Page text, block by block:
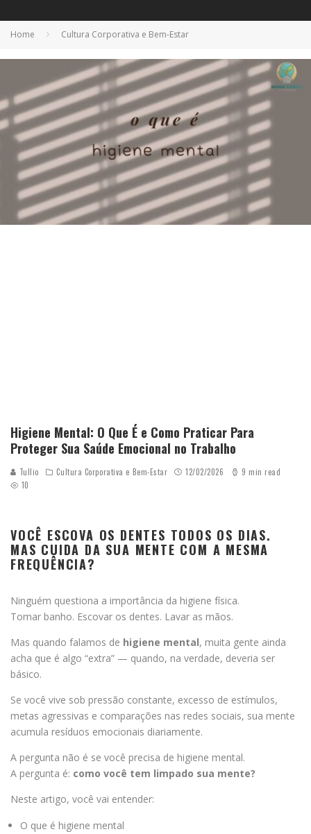
Home Cultura Corporativa e Bem-Estar
Higiene Mental: O Que É e Como Praticar Para
Proteger Sua Saúde Emocional no Trabalho
Tullio Cultura Corporativa e Bem-Estar 12/02/2026
9 min read
10
VOCÊ ESCOVA OS DENTES TODOS OS DIAS.
MAS CUIDA DA SUA MENTE COM A MESMA
FREQUÊNCIA?
Ninguém questiona a importância da higiene física.
Tomar banho. Escovar os dentes. Lavar as mãos.
Mas quando falamos de higiene mental, muita gente ainda
acha que é algo “extra” — quando, na verdade, deveria ser
básico.
Se você vive sob pressão constante, excesso de estímulos,
metas agressivas e comparações nas redes sociais, sua mente
acumula resíduos emocionais diariamente.
A pergunta não é se você precisa de higiene mental.
A pergunta é: como você tem limpado sua mente?
Neste artigo, você vai entender:
O que é higiene mental